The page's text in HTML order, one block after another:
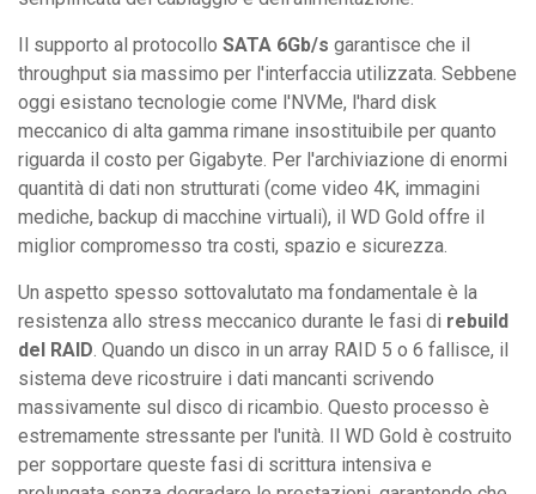
Il supporto al protocollo SATA 6Gb/s garantisce che il
throughput sia massimo per l'interfaccia utilizzata. Sebbene
oggi esistano tecnologie come l'NVMe, l'hard disk
meccanico di alta gamma rimane insostituibile per quanto
riguarda il costo per Gigabyte. Per l'archiviazione di enormi
quantità di dati non strutturati (come video 4K, immagini
mediche, backup di macchine virtuali), il WD Gold offre il
miglior compromesso tra costi, spazio e sicurezza.
Un aspetto spesso sottovalutato ma fondamentale è la
resistenza allo stress meccanico durante le fasi di rebuild
del RAID. Quando un disco in un array RAID 5 o 6 fallisce, il
sistema deve ricostruire i dati mancanti scrivendo
massivamente sul disco di ricambio. Questo processo è
estremamente stressante per l'unità. Il WD Gold è costruito
per sopportare queste fasi di scrittura intensiva e